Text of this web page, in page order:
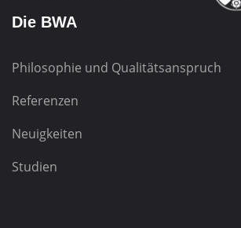
Die BWA
Philosophie und Qualitätsanspruch
Referenzen
Neuigkeiten
Studien